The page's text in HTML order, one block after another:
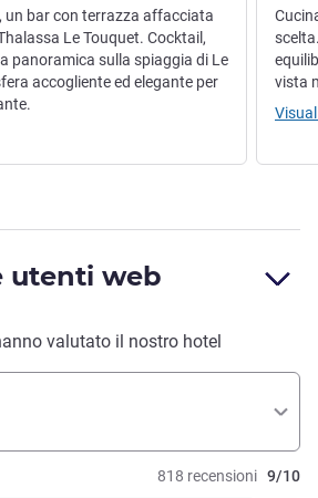
un bar con terrazza affacciata
Le Touquet. Cocktail,
panoramica sulla spiaggia di Le
accogliente ed elegante per
vista
utenti web
valutato il nostro hotel
818 recensioni 9/10